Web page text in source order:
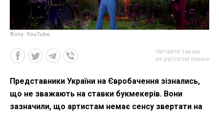
Фото: YouTube
Читайте также
на русском языке
Представники України на Євробачення зізнались,
що не зважають на ставки букмекерів. Вони
зазначили, що артистам немає сенсу звертати на